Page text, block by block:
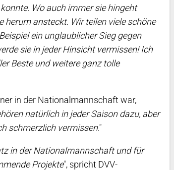
Wo auch immer sie hingeht
herum ansteckt. Wir teilen viele schöne
ein unglaublicher Sieg gegen
sie in jeder Hinsicht vermissen! Ich
Beste und weitere ganz tolle
in der Nationalmannschaft war,
natürlich in jeder Saison dazu, aber
schmerzlich vermissen."
in der Nationalmannschaft und für
Projekte", spricht DVV-